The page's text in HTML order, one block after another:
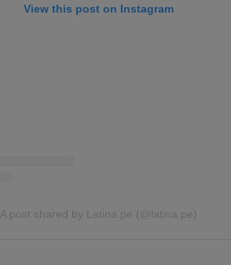
View this post on Instagram
A post shared by Latina.pe (@latina.pe)